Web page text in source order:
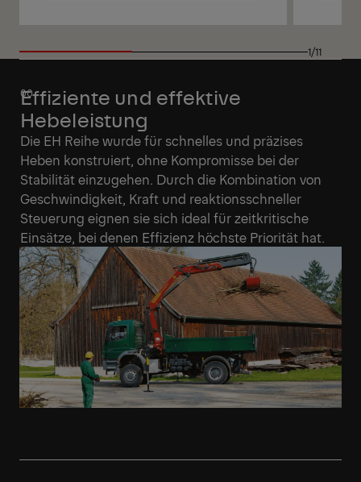
1/11
Effiziente und effektive
Hebeleistung
Die EH Reihe wurde für schnelles und präzises
Heben konstruiert, ohne Kompromisse bei der
Stabilität einzugehen. Durch die Kombination von
Geschwindigkeit, Kraft und reaktionsschneller
Steuerung eignen sie sich ideal für zeitkritische
Einsätze, bei denen Effizienz höchste Priorität hat.